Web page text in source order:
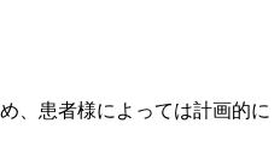
、患者様によっては計画的に